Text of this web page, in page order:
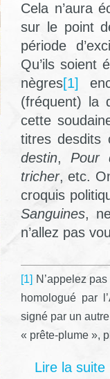
Cela n’aura
sur le point
période
Qu’ils soient
nègres[1]
(fréquent) la
cette
titres desdits
destin, Pour
tricher, etc.
croquis
Sanguines,
n’allez pas
[1] N’appelez
homologué par
signé par un
« prête-plume »,
Lire la suite